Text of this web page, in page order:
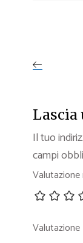
Lascia
Il tuo
campi
Valutazione